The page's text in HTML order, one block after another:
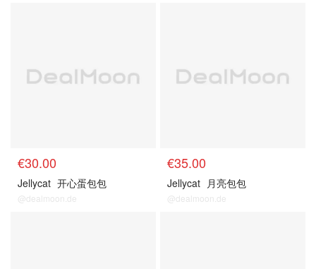
€30.00
Jellycat 开心蛋包包
@dealmoon.de
€35.00
Jellycat 月亮包包
@dealmoon.de